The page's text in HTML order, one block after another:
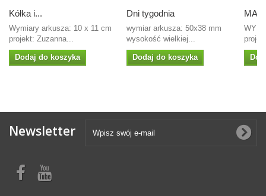
Kółka i...
Wymiary arkusza: 10 x 11 cm
projekt: Zuzanna...
Dodaj do koszyka
Dni tygodnia
wymiar arkusza: 50x38 mm
wysokość wielkiej...
Dodaj do koszyka
Newsletter